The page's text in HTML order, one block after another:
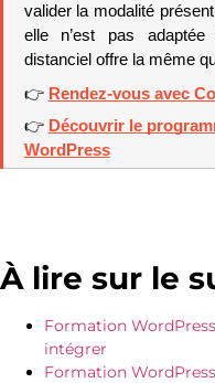
valider la modalité
elle n’est pas
distanciel offre la même
👉 Rendez-vous avec
👉 Découvrir le
WordPress
À lire sur le
Formation
intégrer
Formation